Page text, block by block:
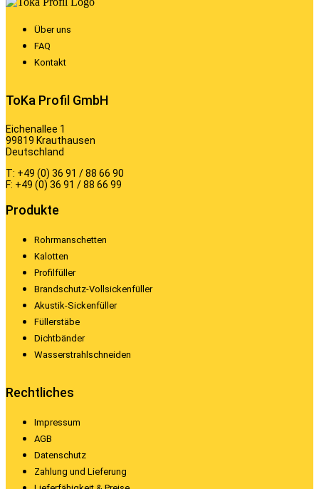
Über uns
FAQ
Kontakt
ToKa Profil GmbH
Eichenallee 1
99819 Krauthausen
Deutschland
T: +49 (0) 36 91 / 88 66 90
F: +49 (0) 36 91 / 88 66 99
Produkte
Rohrmanschetten
Kalotten
Profilfüller
Brandschutz-Vollsickenfüller
Akustik-Sickenfüller
Füllerstäbe
Dichtbänder
Wasserstrahlschneiden
Rechtliches
Impressum
AGB
Datenschutz
Zahlung und Lieferung